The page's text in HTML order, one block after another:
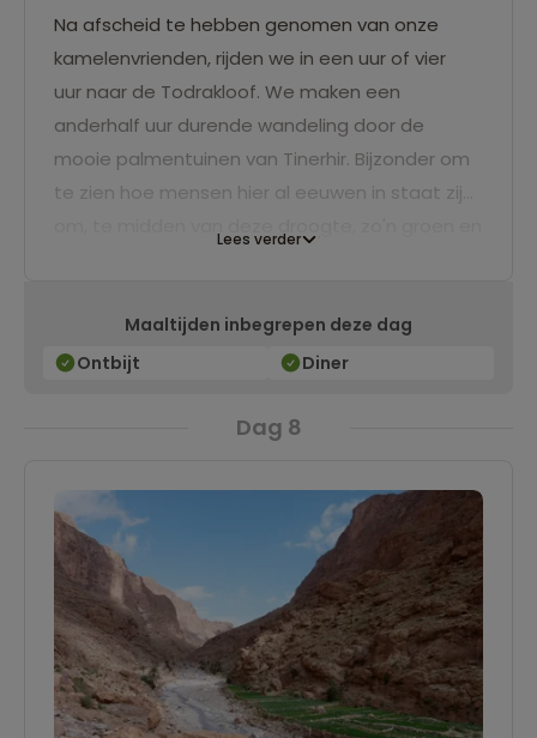
Na afscheid te hebben genomen van onze
kamelenvrienden, rijden we in een uur of vier
uur naar de Todrakloof. We maken een
anderhalf uur durende wandeling door de
mooie palmentuinen van Tinerhir. Bijzonder om
te zien hoe mensen hier al eeuwen in staat zijn
Lees verder
Maaltijden inbegrepen deze dag
Ontbijt
Diner
Dag 8